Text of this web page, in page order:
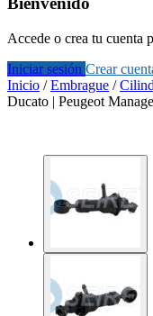
Accede o crea tu cuenta
Iniciar sesión Crear
Inicio /Embrague /
Ducato | Peugeot